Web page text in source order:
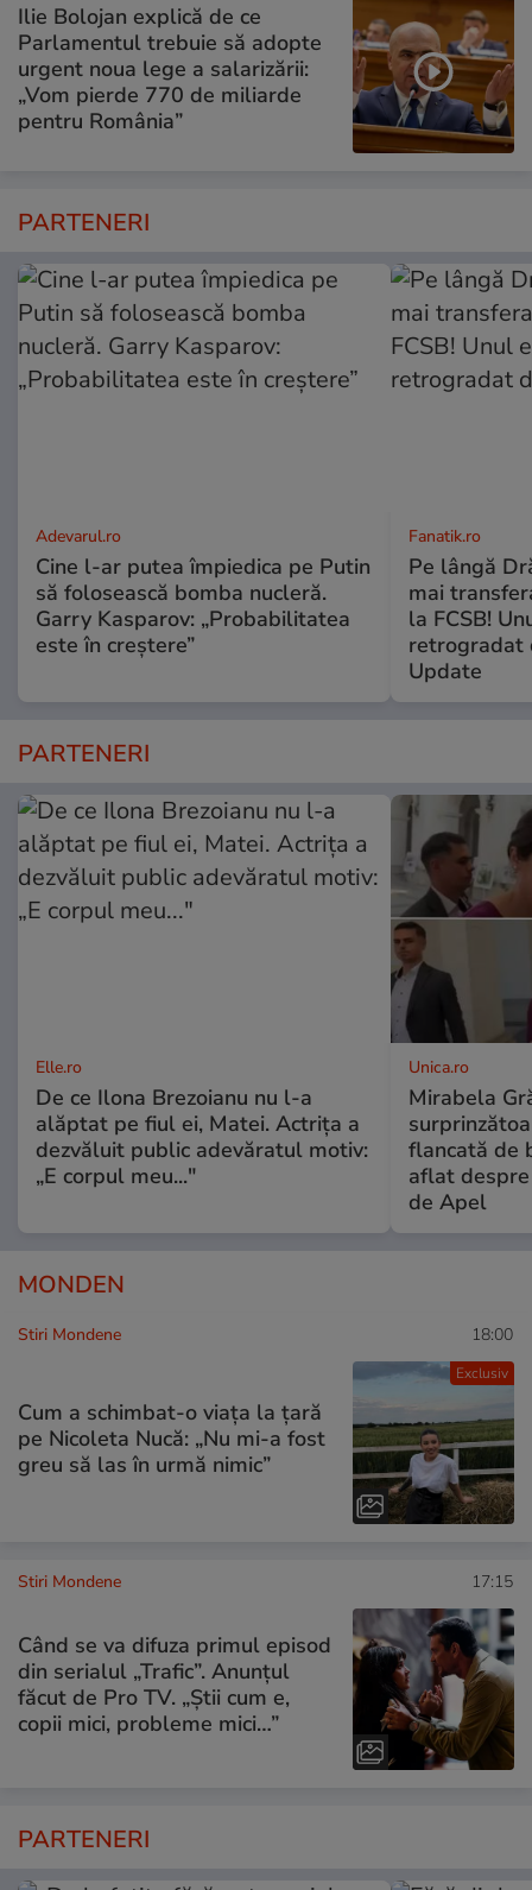
Ilie Bolojan explică de ce
Parlamentul trebuie să adopte
urgent noua lege a salarizării:
„Vom pierde 770 de miliarde
pentru România”
PARTENERI
Adevarul.ro
Cine l-ar putea împiedica pe Putin
să folosească bomba nucleră.
Garry Kasparov: „Probabilitatea
este în creștere”
Fanatik.ro
Pe lângă
mai
la FCSB!
retrogradat
Update
PARTENERI
Elle.ro
De ce Ilona Brezoianu nu l-a
alăptat pe fiul ei, Matei. Actrița a
dezvăluit public adevăratul motiv:
„E corpul meu..."
Unica.ro
Mirabela
flancată de
aflat
de Apel
MONDEN
Exclusiv
Stiri Mondene 18:00
Cum a schimbat-o viața la țară
pe Nicoleta Nucă: „Nu mi-a fost
greu să las în urmă nimic”
Stiri Mondene 17:15
Când se va difuza primul episod
din serialul „Trafic”. Anunțul
făcut de Pro TV. „Știi cum e,
copii mici, probleme mici…”
PARTENERI